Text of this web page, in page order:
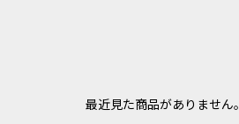
最近見た商品がありません。